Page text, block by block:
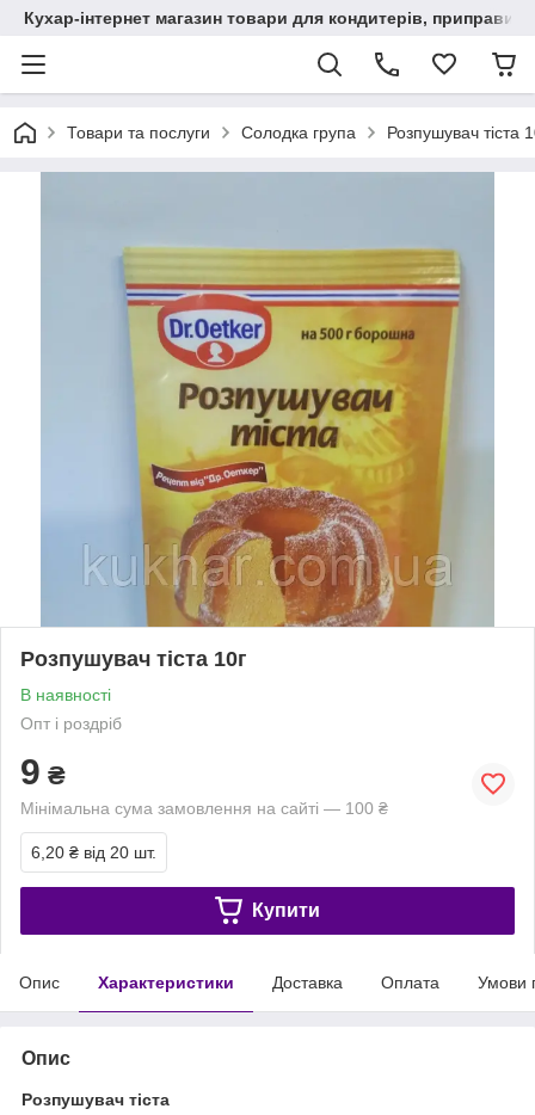
Кухар-інтернет магазин товари для кондитерів, приправи,
Товари та послуги Солодка група Розпушувач тіста
Розпушувач тіста 10г
В наявності
Опт і роздріб
9 ₴
Мінімальна сума замовлення на сайті — 100 ₴
6,20 ₴ від 20 шт.
Купити
Опис Характеристики Доставка Оплата Умови
Опис
Розпушувач тіста